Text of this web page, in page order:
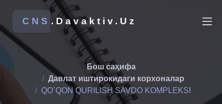
CNS .Davaktiv.Uz
Бош саҳифа
Давлат иштирокидаги корхоналар
QO`QON QURILISH SAVDO KOMPLEKSI